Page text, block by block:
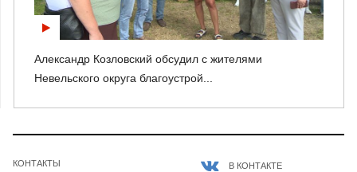
Александр Козловский обсудил с жителями
Невельского округа благоустрой...
КОНТАКТЫ В КОНТАКТЕ